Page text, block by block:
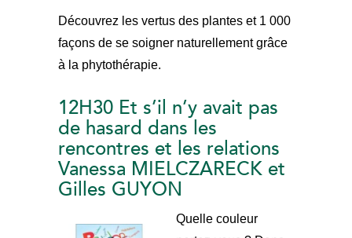
Découvrez les vertus des plantes et 1 000
façons de se soigner naturellement grâce
à la phytothérapie.
12H30 Et s’il n’y avait pas
de hasard dans les
rencontres et les relations
Vanessa MIELCZARECK et
Gilles GUYON
Quelle couleur